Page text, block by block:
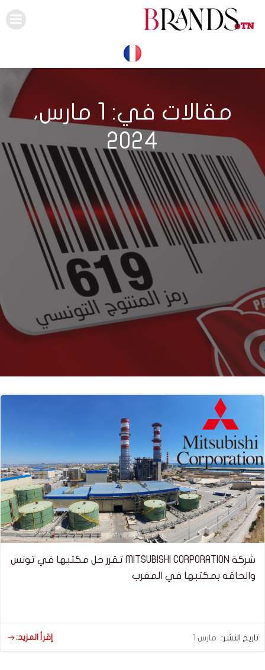
مقالات في: 1 مارس،
2024
شركة MITSUBISHI CORPORATION تقرر حل مكتبها في تونس
والحاقه بمكتبها في المغرب
تاريخ النشر: مارس 1 إقرأ المزيد: